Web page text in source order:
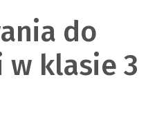
do
w klasie 3